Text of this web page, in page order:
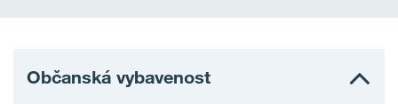
Občanská vybavenost